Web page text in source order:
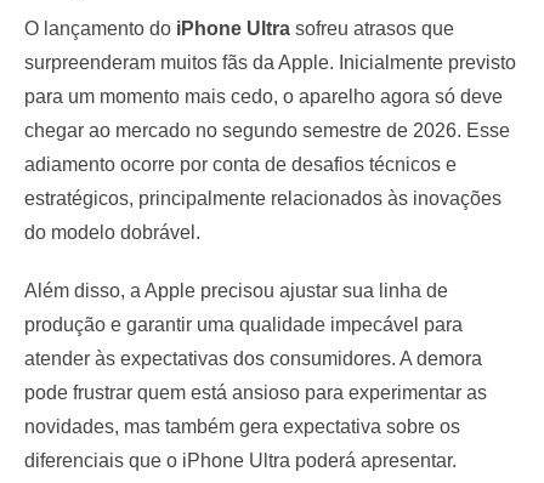
O lançamento do iPhone Ultra sofreu atrasos que
surpreenderam muitos fãs da Apple. Inicialmente previsto
para um momento mais cedo, o aparelho agora só deve
chegar ao mercado no segundo semestre de 2026. Esse
adiamento ocorre por conta de desafios técnicos e
estratégicos, principalmente relacionados às inovações
do modelo dobrável.
Além disso, a Apple precisou ajustar sua linha de
produção e garantir uma qualidade impecável para
atender às expectativas dos consumidores. A demora
pode frustrar quem está ansioso para experimentar as
novidades, mas também gera expectativa sobre os
diferenciais que o iPhone Ultra poderá apresentar.